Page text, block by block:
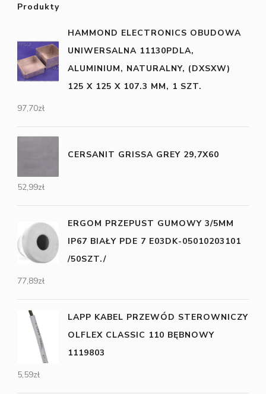
Produkty
HAMMOND ELECTRONICS OBUDOWA
UNIWERSALNA 11130PDLA,
ALUMINIUM, NATURALNY, (DXSXW)
125 X 125 X 107.3 MM, 1 SZT.
97,70zł
CERSANIT GRISSA GREY 29,7X60
52,99zł
ERGOM PRZEPUST GUMOWY 3/5MM
IP67 BIAŁY PDE 7 E03DK-05010203101
/50SZT./
77,89zł
LAPP KABEL PRZEWÓD STEROWNICZY
OLFLEX CLASSIC 110 BĘBNOWY
1119803
5,59zł